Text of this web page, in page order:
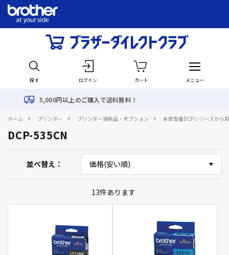
探す ログイン カート メニュー
ご購入で送料無料！
ホーム > プリンター > プリンター消耗品・オプション > 本体型番DCPシリーズから
DCP-535CN
並べ替え
13件あります